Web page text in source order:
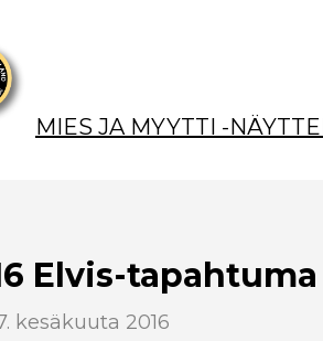
MIES JA MYYTTI -
Elvis-tapahtuma
kesäkuuta 2016